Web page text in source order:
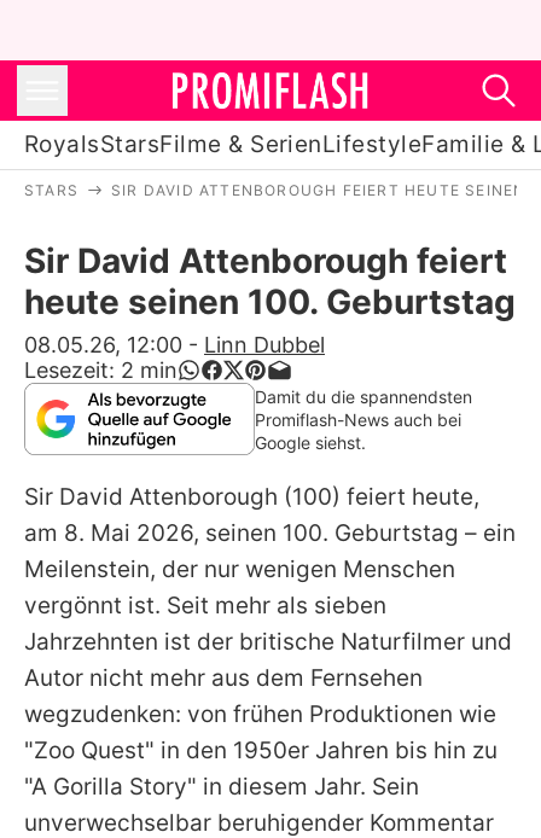
RoyalsStarsFilme & SerienLifestyleFamilie &
Stars
Filme & Serien
Lifestyle
Familie & Liebe
Alle Themen auf Promiflash
Jobs
App runterladen
Team
Redaktionelle Richtlinien
Impressum
STARS SIR DAVID ATTENBOROUGH FEIERT HEUTE SEINEN
Sir David Attenborough feiert
heute seinen 100. Geburtstag
08.05.26, 12:00 - Linn Dubbel
Lesezeit: 2 min
Damit du die spannendsten
Promiflash-News auch bei
Google siehst.
Sir David Attenborough (100) feiert heute,
am 8. Mai 2026, seinen 100. Geburtstag – ein
Meilenstein, der nur wenigen Menschen
vergönnt ist. Seit mehr als sieben
Jahrzehnten ist der britische Naturfilmer und
Autor nicht mehr aus dem Fernsehen
wegzudenken: von frühen Produktionen wie
"Zoo Quest" in den 1950er Jahren bis hin zu
"A Gorilla Story" in diesem Jahr. Sein
unverwechselbar beruhigender Kommentar